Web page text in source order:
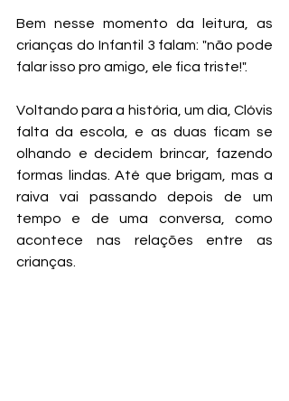
Bem nesse momento da leitura, as
crianças do Infantil 3 falam: "não pode
falar isso pro amigo, ele fica triste!".
Voltando para a história, um dia, Clóvis
falta da escola, e as duas ficam se
olhando e decidem brincar, fazendo
formas lindas. Até que brigam, mas a
raiva vai passando depois de um
tempo e de uma conversa, como
acontece nas relações entre as
crianças.